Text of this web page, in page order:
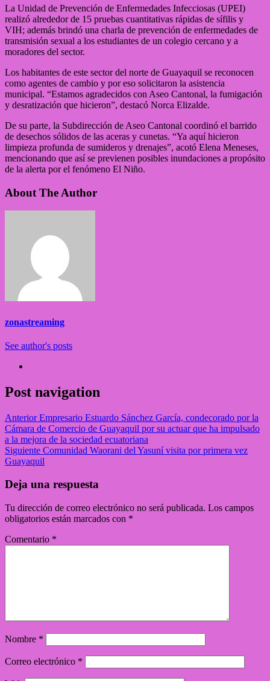
La Unidad de Prevención de Enfermedades Infecciosas (UPEI)
realizó alrededor de 15 pruebas cuantitativas rápidas de sífilis y
VIH; además brindó una charla de prevención de enfermedades de
transmisión sexual a los estudiantes de un colegio cercano y a
moradores del sector.
Los habitantes de este sector del norte de Guayaquil se reconocen
como agentes de cambio y por eso solicitaron la asistencia
municipal. “Estamos agradecidos con Aseo Cantonal, la fumigación
y desratización que hicieron”, destacó Norca Elizalde.
De su parte, la Subdirección de Aseo Cantonal coordinó el barrido
de desechos sólidos de las aceras y cunetas. “Ya aquí hicieron
limpieza profunda de sumideros y drenajes”, acotó Elena Meneses,
mencionando que así se previenen posibles inundaciones a propósito
de la alerta por el fenómeno El Niño.
About The Author
zonastreaming
See author's posts
Post navigation
AnteriorEmpresario Estuardo Sánchez García, condecorado por la
Cámara de Comercio de Guayaquil por su actuar que ha impulsado
a la mejora de la sociedad ecuatoriana
Siguiente Comunidad Waorani del Yasuní visita por primera vez
Guayaquil
Deja una respuesta
Tu dirección de correo electrónico no será publicada. Los campos
obligatorios están marcados con *
Comentario *
Nombre *
Correo electrónico *